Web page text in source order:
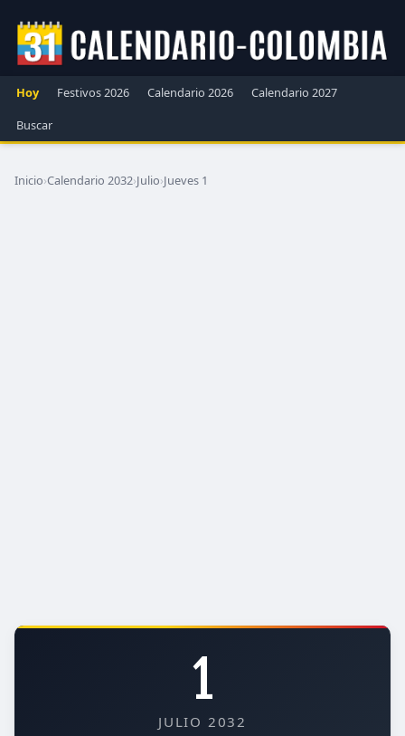
Hoy Festivos 2026 Calendario 2026
Calendario 2027
Buscar
Inicio›Calendario 2032›Julio›Jueves 1
1
JULIO 2032